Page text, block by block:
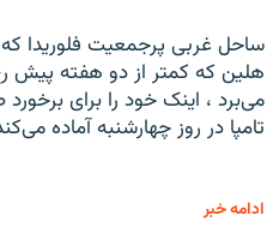
ساحل غربی پرجمعیت فلوریدا که
هلین که کمتر از دو هفته پیش
می‌برد ، اینک خود را برای
تامپا در روز چهارشنبه آماده
ادامه خبر